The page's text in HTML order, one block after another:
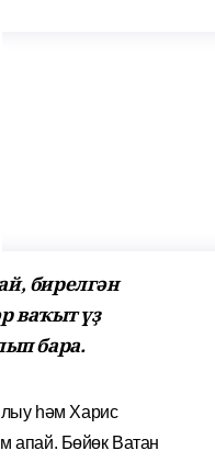
бирелгән
ваҡыт үҙ
бара.
һәм Харис
апай. Бөйөк Ватан